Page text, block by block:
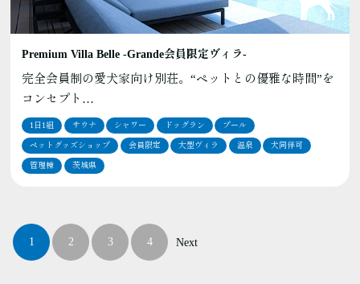
Premium Villa Belle ‐Grande会員限定ヴィラ‐
完全会員制の愛犬家向け別荘。“ペットとの優雅な時間”を
コンセプト…
1日1組 サウナ シャワー ドッグラン プール
ペットグッズショップ 会員限定 大型ヴィラ 温泉 犬同伴可
管理棟 茨城県
1 2 3 4 Next